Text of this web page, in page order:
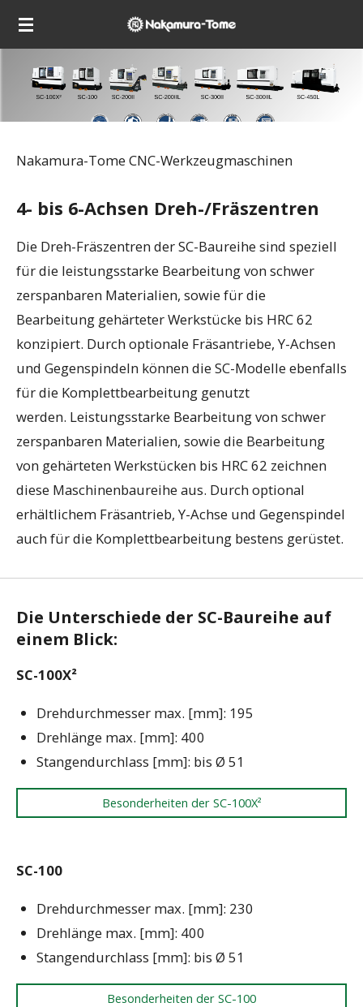
Zum
springen
Nakamura-Tome CNC-Werkzeugmaschinen
4- bis 6-Achsen Dreh-/Fräszentren
Die Dreh-Fräszentren der SC-Baureihe sind speziell
für die leistungsstarke Bearbeitung von schwer
zerspanbaren Materialien, sowie für die
Bearbeitung gehärteter Werkstücke bis HRC 62
konzipiert. Durch optionale Fräsantriebe, Y-Achsen
und Gegenspindeln können die SC-Modelle ebenfalls
für die Komplettbearbeitung genutzt
werden. Leistungsstarke Bearbeitung von schwer
zerspanbaren Materialien, sowie die Bearbeitung
von gehärteten Werkstücken bis HRC 62 zeichnen
diese Maschinenbaureihe aus. Durch optional
erhältlichem Fräsantrieb, Y-Achse und Gegenspindel
auch für die Komplettbearbeitung bestens gerüstet.
Die Unterschiede der SC-Baureihe auf
einem Blick:
SC-100X²
Drehdurchmesser max. [mm]: 195
Drehlänge max. [mm]: 400
Stangendurchlass [mm]: bis Ø 51
Besonderheiten der SC-100X²
SC-100
Drehdurchmesser max. [mm]: 230
Drehlänge max. [mm]: 400
Stangendurchlass [mm]: bis Ø 51
Besonderheiten der SC-100